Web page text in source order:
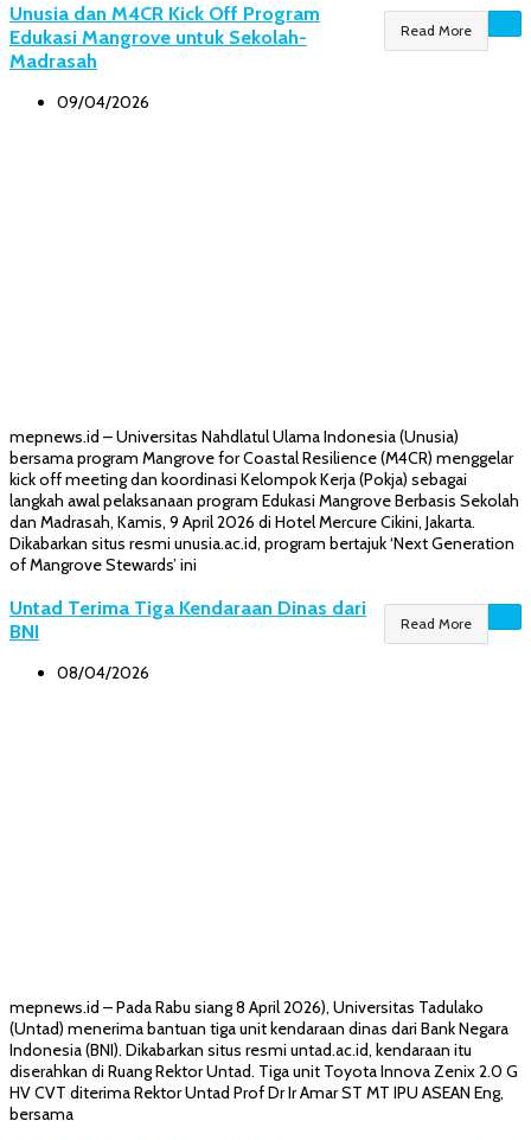
Read More
Unusia dan M4CR Kick Off Program
Edukasi Mangrove untuk Sekolah-
Madrasah
09/04/2026
mepnews.id – Universitas Nahdlatul Ulama Indonesia (Unusia)
bersama program Mangrove for Coastal Resilience (M4CR) menggelar
kick off meeting dan koordinasi Kelompok Kerja (Pokja) sebagai
langkah awal pelaksanaan program Edukasi Mangrove Berbasis Sekolah
dan Madrasah, Kamis, 9 April 2026 di Hotel Mercure Cikini, Jakarta.
Dikabarkan situs resmi unusia.ac.id, program bertajuk ‘Next Generation
of Mangrove Stewards’ ini
Read More
Untad Terima Tiga Kendaraan Dinas dari
BNI
08/04/2026
mepnews.id – Pada Rabu siang 8 April 2026), Universitas Tadulako
(Untad) menerima bantuan tiga unit kendaraan dinas dari Bank Negara
Indonesia (BNI). Dikabarkan situs resmi untad.ac.id, kendaraan itu
diserahkan di Ruang Rektor Untad. Tiga unit Toyota Innova Zenix 2.0 G
HV CVT diterima Rektor Untad Prof Dr Ir Amar ST MT IPU ASEAN Eng,
bersama